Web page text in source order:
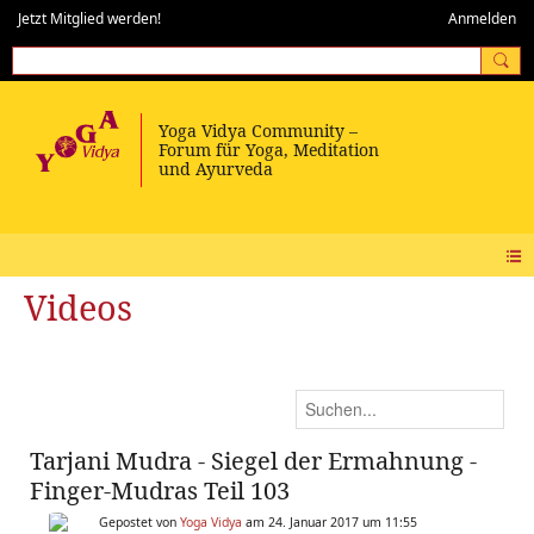
Jetzt Mitglied werden! Anmelden
Videos
Tarjani Mudra - Siegel der Ermahnung -
Finger-Mudras Teil 103
Gepostet von Yoga Vidya am 24. Januar 2017 um 11:55